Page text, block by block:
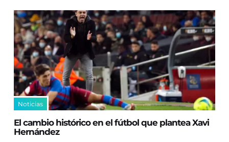
Noticias
El cambio histórico en el fútbol que plantea Xavi
Hernández